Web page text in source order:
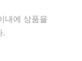
내에 상품을
.